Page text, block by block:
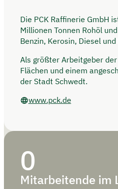
Die PCK Raffinerie GmbH
Millionen Tonnen Rohöl
Benzin, Kerosin, Diesel und
Als größter Arbeitgeber
Flächen und einem
der Stadt Schwedt.
www.pck.de
0
Mitarbeitende im